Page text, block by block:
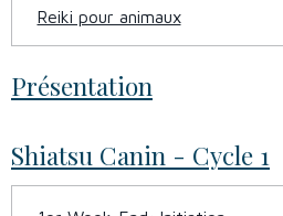
Reiki pour animaux
Présentation
Shiatsu Canin - Cycle 1